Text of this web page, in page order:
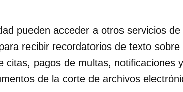
pueden acceder a otros servicios
recibir recordatorios de texto
citas, pagos de multas, notificaciones
de la corte de archivos